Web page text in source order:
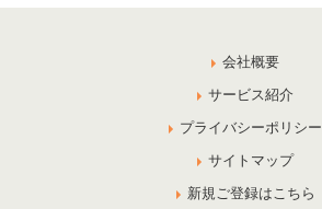
会社概要
サービス紹介
プライバシーポリシー
サイトマップ
新規ご登録はこちら